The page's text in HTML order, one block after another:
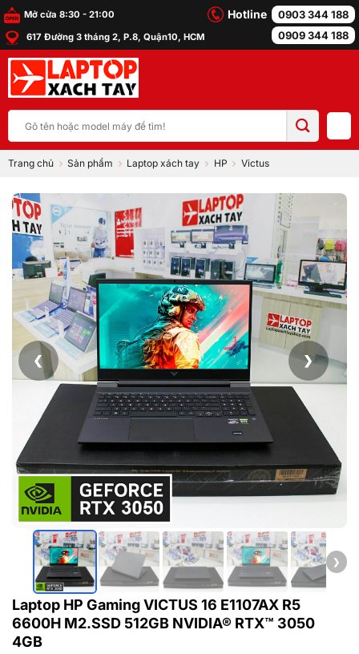
Bỏ
qua
nội
dung
Mở cửa 8:30 - 21:00
617 Đường 3 tháng 2, P.8, Quận10, HCM
Hotline
0903 344 188
0909 344 188
kiếm:
Trang chủ Sản phẩm Laptop xách tay HP Victus
❮ ❯
❯
Laptop HP Gaming VICTUS 16 E1107AX R5
6600H M2.SSD 512GB NVIDIA® RTX™ 3050
4GB